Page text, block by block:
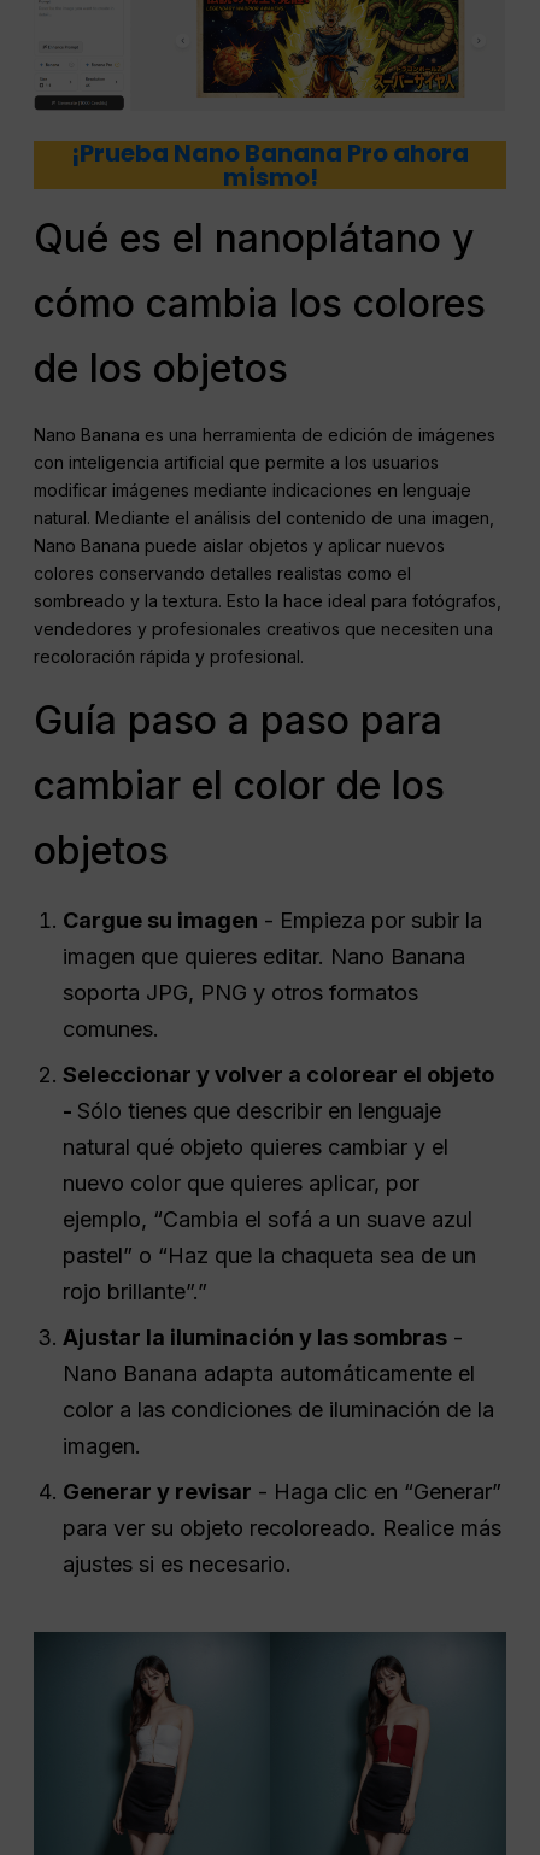
¡Prueba Nano Banana Pro ahora
mismo!
Qué es el nanoplátano y
cómo cambia los colores
de los objetos
Nano Banana es una herramienta de edición de imágenes
con inteligencia artificial que permite a los usuarios
modificar imágenes mediante indicaciones en lenguaje
natural. Mediante el análisis del contenido de una imagen,
Nano Banana puede aislar objetos y aplicar nuevos
colores conservando detalles realistas como el
sombreado y la textura. Esto la hace ideal para fotógrafos,
vendedores y profesionales creativos que necesiten una
recoloración rápida y profesional.
Guía paso a paso para
cambiar el color de los
objetos
Cargue su imagen - Empieza por subir la
imagen que quieres editar. Nano Banana
soporta JPG, PNG y otros formatos
comunes.
Seleccionar y volver a colorear el objeto
- Sólo tienes que describir en lenguaje
natural qué objeto quieres cambiar y el
nuevo color que quieres aplicar, por
ejemplo, “Cambia el sofá a un suave azul
pastel” o “Haz que la chaqueta sea de un
rojo brillante”.”
Ajustar la iluminación y las sombras -
Nano Banana adapta automáticamente el
color a las condiciones de iluminación de la
imagen.
Generar y revisar - Haga clic en “Generar”
para ver su objeto recoloreado. Realice más
ajustes si es necesario.